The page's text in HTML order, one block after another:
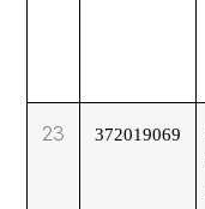
23 372019069